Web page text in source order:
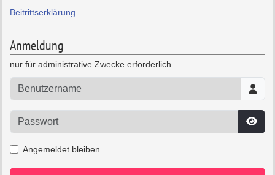
Beitrittserklärung
Anmeldung
nur für administrative Zwecke erforderlich
Benutzername
Passwort
Angemeldet bleiben